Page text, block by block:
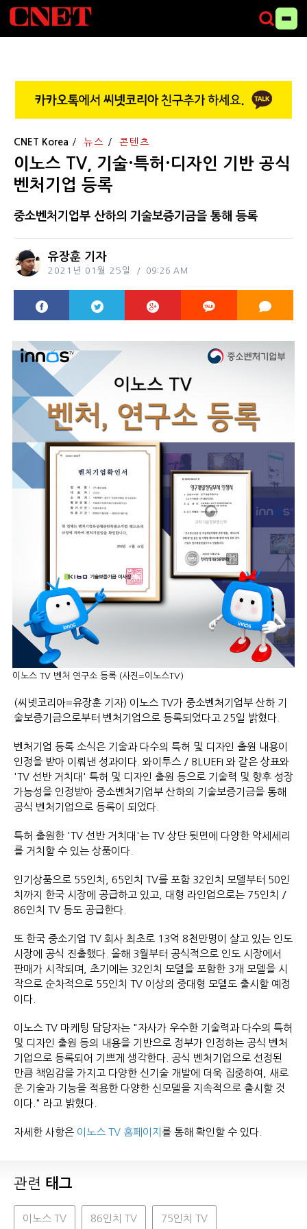
CNET Korea 뉴스 콘텐츠
이노스 TV, 기술·특허·디자인 기반 공식
벤처기업 등록
중소벤처기업부 산하의 기술보증기금을 통해 등록
유장훈 기자
2021년 01월 25일 09:26 AM
이노스 TV 벤처 연구소 등록 (사진=이노스TV)
(씨넷코리아=유장훈 기자) 이노스 TV가 중소벤처기업부 산하 기
술보증기금으로부터 벤처기업으로 등록되었다고 25일 밝혔다.
벤처기업 등록 소식은 기술과 다수의 특허 및 디자인 출원 내용이
인정을 받아 이뤄낸 성과이다. 와이투스 / BLUEFI 와 같은 상표와
'TV 선반 거치대' 특허 및 디자인 출원 등으로 기술력 및 향후 성장
가능성을 인정받아 중소벤처기업부 산하의 기술보증기금을 통해
공식 벤처기업으로 등록이 되었다.
특허 출원한 'TV 선반 거치대'는 TV 상단 뒷면에 다양한 악세세리
를 거치할 수 있는 상품이다.
인기상품으로 55인치, 65인치 TV를 포함 32인치 모델부터 50인
치까지 한국 시장에 공급하고 있고, 대형 라인업으로는 75인치 /
86인치 TV 등도 공급한다.
또 한국 중소기업 TV 회사 최초로 13억 8천만명이 살고 있는 인도
시장에 공식 진출했다. 올해 3월부터 공식적으로 인도 시장에서
판매가 시작되며, 초기에는 32인치 모델을 포함한 3개 모델을 시
작으로 순차적으로 55인치 TV 이상의 중대형 모델도 출시할 예정
이다.
이노스 TV 마케팅 담당자는 "자사가 우수한 기술력과 다수의 특허
및 디자인 출원 등의 내용을 기반으로 정부가 인정하는 공식 벤처
기업으로 등록되어 기쁘게 생각한다. 공식 벤처기업으로 선정된
만큼 책임감을 가지고 다양한 신기술 개발에 더욱 집중하여, 새로
운 기술과 기능을 적용한 다양한 신모델을 지속적으로 출시할 것
이다." 라고 밝혔다.
자세한 사항은 이노스 TV 홈페이지 를 통해 확인할 수 있다.
관련 태그
이노스 TV 86인치 TV 75인치 TV